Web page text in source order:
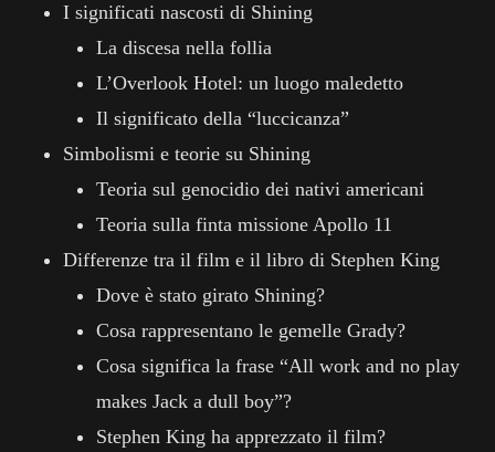
I significati nascosti di Shining
La discesa nella follia
L’Overlook Hotel: un luogo maledetto
Il significato della “luccicanza”
Simbolismi e teorie su Shining
Teoria sul genocidio dei nativi americani
Teoria sulla finta missione Apollo 11
Differenze tra il film e il libro di Stephen King
Dove è stato girato Shining?
Cosa rappresentano le gemelle Grady?
Cosa significa la frase “All work and no play
makes Jack a dull boy”?
Stephen King ha apprezzato il film?